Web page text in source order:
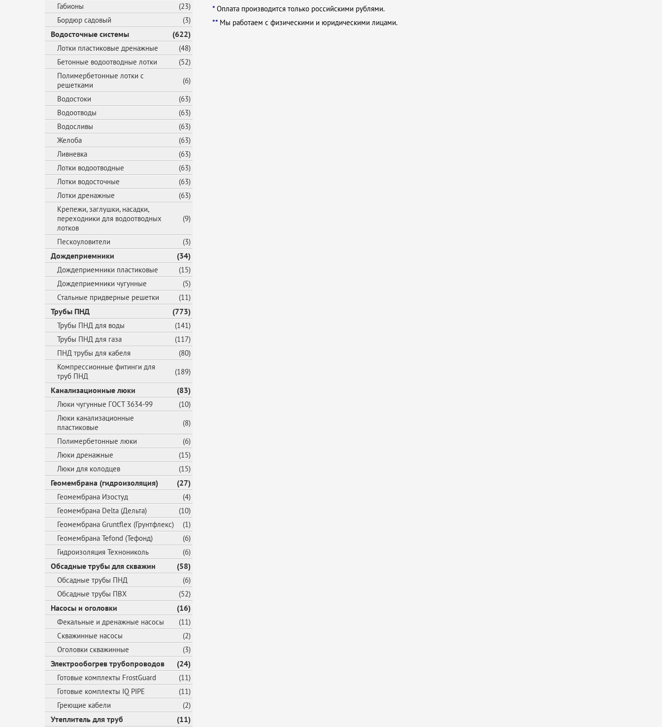
Габионы
(23)
Бордюр садовый
(3)
Водосточные системы (622)
Лотки пластиковые дренажные
(48)
Бетонные водоотводные лотки
(52)
Полимербетонные лотки с
решетками
(6)
Водостоки
(63)
Водоотводы
(63)
Водосливы
(63)
Желоба
(63)
Ливневка
(63)
Лотки водоотводные
(63)
Лотки водосточные
(63)
Лотки дренажные
(63)
Крепежи, заглушки, насадки,
переходники для водоотводных
лотков
(9)
Пескоуловители (3)
Дождеприемники (34)
Дождеприемники пластиковые
(15)
Дождеприемники чугунные
(5)
Стальные придверные решетки
(11)
Трубы ПНД (773)
Трубы ПНД для воды
(141)
Трубы ПНД для газа
(117)
ПНД трубы для кабеля
(80)
Компрессионные фитинги для
труб ПНД
(189)
Канализационные люки (83)
Люки чугунные ГОСТ 3634-99
(10)
Люки канализационные
пластиковые
(8)
Полимербетонные люки
(6)
Люки дренажные
(15)
Люки для колодцев
(15)
Геомембрана (гидроизоляция) (27)
Геомембрана Изостуд
(4)
Геомембрана Delta (Дельта)
(10)
Геомембрана Gruntflex (Грунтфлекс)
(1)
Геомембрана Tefond (Тефонд)
(6)
Гидроизоляция Технониколь
(6)
Обсадные трубы для скважин (58)
Обсадные трубы ПНД
(6)
Обсадные трубы ПВХ
(52)
Насосы и оголовки (16)
Фекальные и дренажные насосы
(11)
Скважинные насосы
(2)
Оголовки скважинные
(3)
Электрообогрев трубопроводов (24)
Готовые комплекты FrostGuard
(11)
Готовые комплекты IQ PIPE
(11)
Греющие кабели
(2)
Утеплитель для труб (11)
* Оплата производится только российскими рублями.
** Мы работаем с физическими и юридическими лицами.